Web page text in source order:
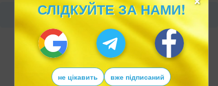
СЛІДКУЙТЕ ЗА НАМИ!
не цікавить вже підписаний